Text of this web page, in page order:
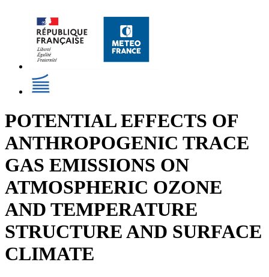
POTENTIAL EFFECTS OF
ANTHROPOGENIC TRACE
GAS EMISSIONS ON
ATMOSPHERIC OZONE
AND TEMPERATURE
STRUCTURE AND SURFACE
CLIMATE